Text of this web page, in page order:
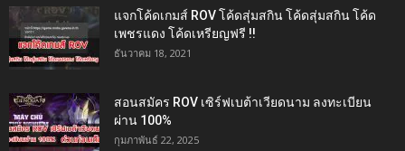
แจกโค้ดเกมส์ ROV โค้ดสุ่มสกิน โค้ดสุ่มสกิน โค้ด
เพชรแดง โค้ดเหรียญฟรี !!
ธันวาคม 18, 2021
สอนสมัคร ROV เซิร์ฟเบต้าเวียดนาม ลงทะเบียน
ผ่าน 100%
กุมภาพันธ์ 22, 2025